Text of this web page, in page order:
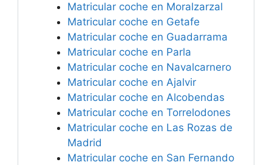
Matricular coche en Moralzarzal
Matricular coche en Getafe
Matricular coche en Guadarrama
Matricular coche en Parla
Matricular coche en Navalcarnero
Matricular coche en Ajalvir
Matricular coche en Alcobendas
Matricular coche en Torrelodones
Matricular coche en Las Rozas de
Madrid
Matricular coche en San Fernando